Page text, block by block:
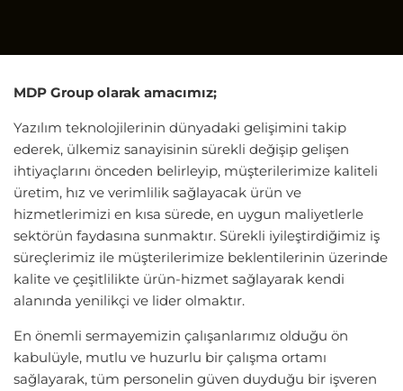
MDP Group olarak amacımız;
Yazılım teknolojilerinin dünyadaki gelişimini takip
ederek, ülkemiz sanayisinin sürekli değişip gelişen
ihtiyaçlarını önceden belirleyip, müşterilerimize kaliteli
üretim, hız ve verimlilik sağlayacak ürün ve
hizmetlerimizi en kısa sürede, en uygun maliyetlerle
sektörün faydasına sunmaktır. Sürekli iyileştirdiğimiz iş
süreçlerimiz ile müşterilerimize beklentilerinin üzerinde
kalite ve çeşitlilikte ürün-hizmet sağlayarak kendi
alanında yenilikçi ve lider olmaktır.
En önemli sermayemizin çalışanlarımız olduğu ön
kabulüyle, mutlu ve huzurlu bir çalışma ortamı
sağlayarak, tüm personelin güven duyduğu bir işveren